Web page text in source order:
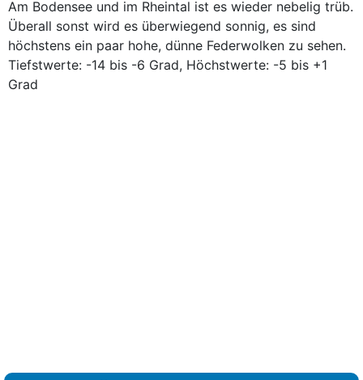
Am Bodensee und im Rheintal ist es wieder nebelig trüb.
Überall sonst wird es überwiegend sonnig, es sind
höchstens ein paar hohe, dünne Federwolken zu sehen.
Tiefstwerte: -14 bis -6 Grad, Höchstwerte: -5 bis +1
Grad